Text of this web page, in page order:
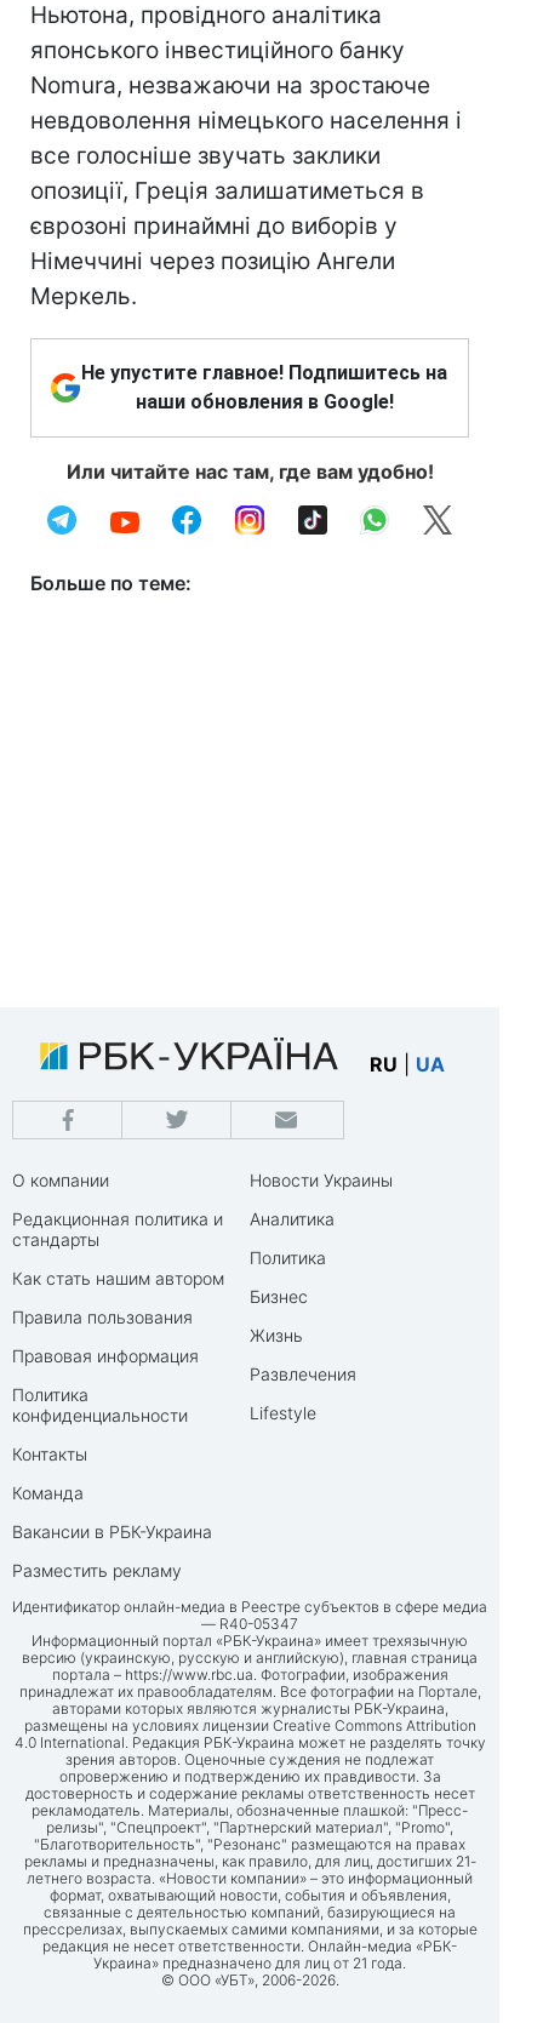
Ньютона, провідного аналітика
японського інвестиційного банку
Nomura, незважаючи на зростаюче
невдоволення німецького населення і
все голосніше звучать заклики
опозиції, Греція залишатиметься в
єврозоні принаймні до виборів у
Німеччині через позицію Ангели
Меркель.
Не упустите главное! Подпишитесь на
наши обновления в Google!
Или читайте нас там, где вам удобно!
Больше по теме:
RU UA
О компании
Редакционная политика и
стандарты
Как стать нашим автором
Правила пользования
Правовая информация
Политика
конфиденциальности
Контакты
Команда
Вакансии в РБК-Украина
Разместить рекламу
Новости Украины
Аналитика
Политика
Бизнес
Жизнь
Развлечения
Lifestyle
Идентификатор онлайн-медиа в Реестре субъектов в сфере медиа
— R40-05347
Информационный портал «РБК-Украина» имеет трехязычную
версию (украинскую, русскую и английскую), главная страница
портала – https://www.rbc.ua. Фотографии, изображения
принадлежат их правообладателям. Все фотографии на Портале,
авторами которых являются журналисты РБК-Украина,
размещены на условиях лицензии Creative Commons Attribution
4.0 International. Редакция РБК-Украина может не разделять точку
зрения авторов. Оценочные суждения не подлежат
опровержению и подтверждению их правдивости. За
достоверность и содержание рекламы ответственность несет
рекламодатель. Материалы, обозначенные плашкой: "Пресс-
релизы", "Спецпроект", "Партнерский материал", "Promo",
"Благотворительность", "Резонанс" размещаются на правах
рекламы и предназначены, как правило, для лиц, достигших 21-
летнего возраста. «Новости компании» – это информационный
формат, охватывающий новости, события и объявления,
связанные с деятельностью компаний, базирующиеся на
прессрелизах, выпускаемых самими компаниями, и за которые
редакция не несет ответственности. Онлайн-медиа «РБК-
Украина» предназначено для лиц от 21 года.
© ООО «УБТ», 2006-2026.